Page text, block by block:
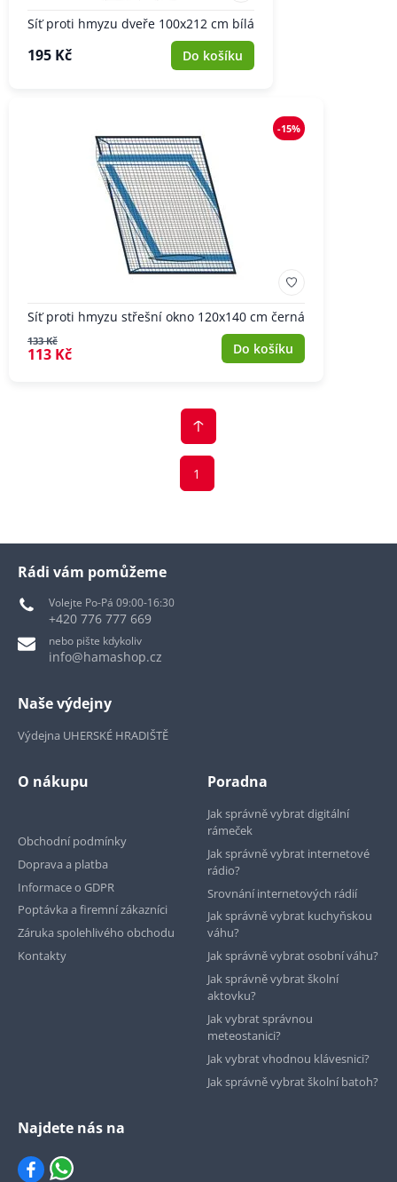
Síť proti hmyzu dveře 100x212 cm bílá
195 Kč Do košíku
-15%
Síť proti hmyzu střešní okno 120x140 cm černá
133 Kč
113 Kč Do košíku
1
Rádi vám pomůžeme
Volejte Po-Pá 09:00-16:30
+420 776 777 669
nebo pište kdykoliv
info@hamashop.cz
Naše výdejny
Výdejna UHERSKÉ HRADIŠTĚ
O nákupu
Obchodní podmínky
Doprava a platba
Informace o GDPR
Poptávka a firemní zákazníci
Záruka spolehlivého obchodu
Kontakty
Poradna
Jak správně vybrat digitální
rámeček
Jak správně vybrat internetové
rádio?
Srovnání internetových rádií
Jak správně vybrat kuchyňskou
váhu?
Jak správně vybrat osobní váhu?
Jak správně vybrat školní
aktovku?
Jak vybrat správnou
meteostanici?
Jak vybrat vhodnou klávesnici?
Jak správně vybrat školní batoh?
Najdete nás na